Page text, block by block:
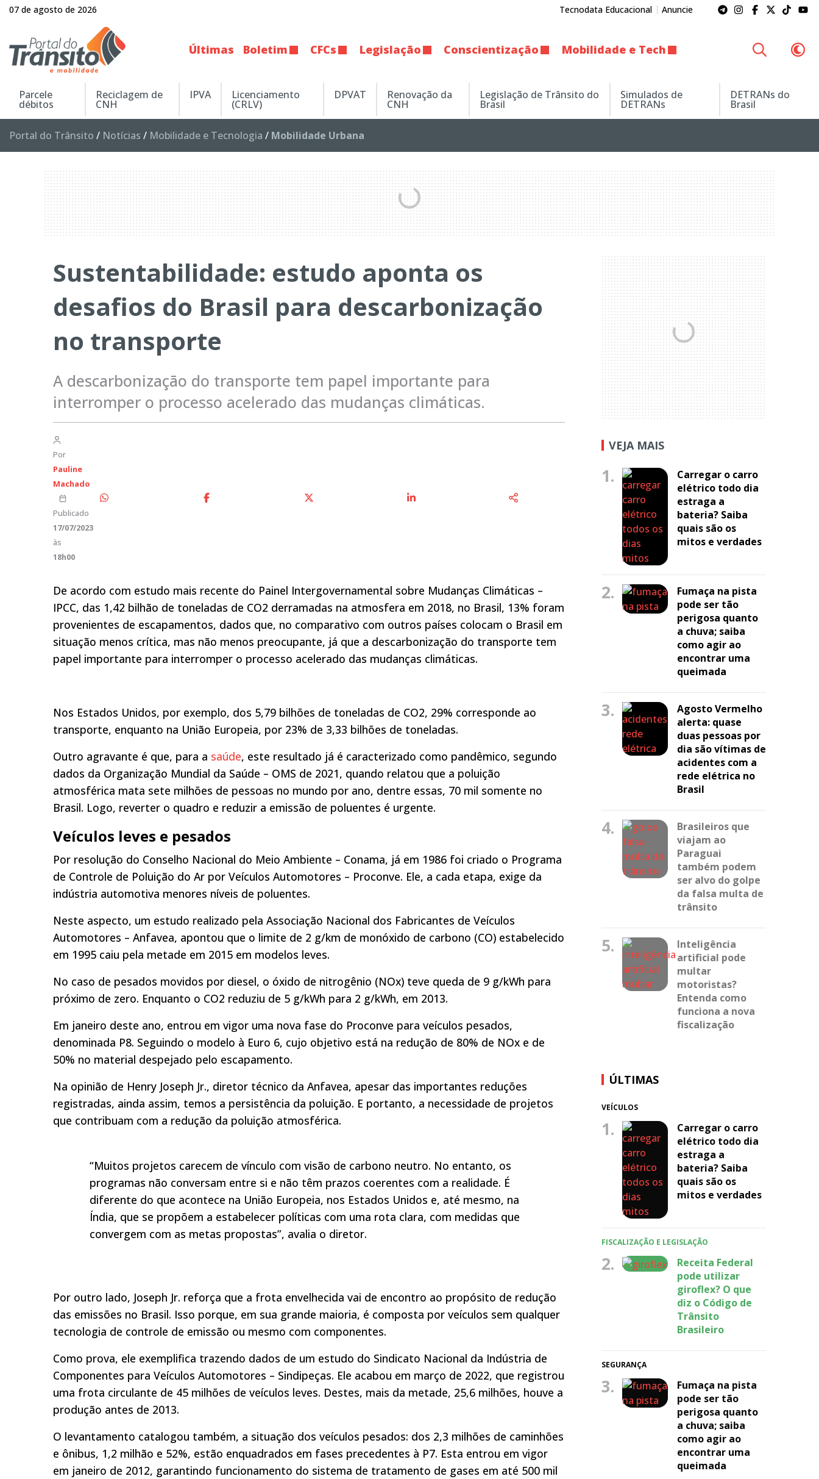
07 de agosto de 2026 Tecnodata Educacional Anuncie
Últimas Boletim CFCs Legislação Conscientização Mobilidade e Tech
Parcele
débitos
Reciclagem de
CNH
IPVA Licenciamento
(CRLV)
DPVAT Renovação da
CNH
Legislação de Trânsito do
Brasil
Simulados de
DETRANs
DETRANs do
Brasil
Portal do Trânsito / Notícias / Mobilidade e Tecnologia / Mobilidade Urbana
Sustentabilidade: estudo aponta os
desafios do Brasil para descarbonização
no transporte
A descarbonização do transporte tem papel importante para
interromper o processo acelerado das mudanças climáticas.
Por
Pauline
Machado
Publicado
17/07/2023
às
18h00
De acordo com estudo mais recente do Painel Intergovernamental sobre Mudanças Climáticas –
IPCC, das 1,42 bilhão de toneladas de CO2 derramadas na atmosfera em 2018, no Brasil, 13% foram
provenientes de escapamentos, dados que, no comparativo com outros países colocam o Brasil em
situação menos crítica, mas não menos preocupante, já que a descarbonização do transporte tem
papel importante para interromper o processo acelerado das mudanças climáticas.
Nos Estados Unidos, por exemplo, dos 5,79 bilhões de toneladas de CO2, 29% corresponde ao
transporte, enquanto na União Europeia, por 23% de 3,33 bilhões de toneladas.
Outro agravante é que, para a saúde, este resultado já é caracterizado como pandêmico, segundo
dados da Organização Mundial da Saúde – OMS de 2021, quando relatou que a poluição
atmosférica mata sete milhões de pessoas no mundo por ano, dentre essas, 70 mil somente no
Brasil. Logo, reverter o quadro e reduzir a emissão de poluentes é urgente.
Veículos leves e pesados
Por resolução do Conselho Nacional do Meio Ambiente – Conama, já em 1986 foi criado o Programa
de Controle de Poluição do Ar por Veículos Automotores – Proconve. Ele, a cada etapa, exige da
indústria automotiva menores níveis de poluentes.
Neste aspecto, um estudo realizado pela Associação Nacional dos Fabricantes de Veículos
Automotores – Anfavea, apontou que o limite de 2 g/km de monóxido de carbono (CO) estabelecido
em 1995 caiu pela metade em 2015 em modelos leves.
No caso de pesados movidos por diesel, o óxido de nitrogênio (NOx) teve queda de 9 g/kWh para
próximo de zero. Enquanto o CO2 reduziu de 5 g/kWh para 2 g/kWh, em 2013.
Em janeiro deste ano, entrou em vigor uma nova fase do Proconve para veículos pesados,
denominada P8. Seguindo o modelo à Euro 6, cujo objetivo está na redução de 80% de NOx e de
50% no material despejado pelo escapamento.
Na opinião de Henry Joseph Jr., diretor técnico da Anfavea, apesar das importantes reduções
registradas, ainda assim, temos a persistência da poluição. E portanto, a necessidade de projetos
que contribuam com a redução da poluição atmosférica.
“Muitos projetos carecem de vínculo com visão de carbono neutro. No entanto, os
programas não conversam entre si e não têm prazos coerentes com a realidade. É
diferente do que acontece na União Europeia, nos Estados Unidos e, até mesmo, na
Índia, que se propõem a estabelecer políticas com uma rota clara, com medidas que
convergem com as metas propostas”, avalia o diretor.
Por outro lado, Joseph Jr. reforça que a frota envelhecida vai de encontro ao propósito de redução
das emissões no Brasil. Isso porque, em sua grande maioria, é composta por veículos sem qualquer
tecnologia de controle de emissão ou mesmo com componentes.
Como prova, ele exemplifica trazendo dados de um estudo do Sindicato Nacional da Indústria de
Componentes para Veículos Automotores – Sindipeças. Ele acabou em março de 2022, que registrou
uma frota circulante de 45 milhões de veículos leves. Destes, mais da metade, 25,6 milhões, houve a
produção antes de 2013.
O levantamento catalogou também, a situação dos veículos pesados: dos 2,3 milhões de caminhões
e ônibus, 1,2 milhão e 52%, estão enquadrados em fases precedentes à P7. Esta entrou em vigor
em janeiro de 2012, garantindo funcionamento do sistema de tratamento de gases em até 500 mil
VEJA MAIS
1.
Carregar o carro
elétrico todo dia
estraga a
bateria? Saiba
quais são os
mitos e verdades
2.
Fumaça na pista
pode ser tão
perigosa quanto
a chuva; saiba
como agir ao
encontrar uma
queimada
3.
Agosto Vermelho
alerta: quase
duas pessoas por
dia são vítimas de
acidentes com a
rede elétrica no
Brasil
4.
Brasileiros que
viajam ao
Paraguai
também podem
ser alvo do golpe
da falsa multa de
trânsito
5.
Inteligência
artificial pode
multar
motoristas?
Entenda como
funciona a nova
fiscalização
ÚLTIMAS
VEÍCULOS
1.
Carregar o carro
elétrico todo dia
estraga a
bateria? Saiba
quais são os
mitos e verdades
FISCALIZAÇÃO E LEGISLAÇÃO
2.
Receita Federal
pode utilizar
giroflex? O que
diz o Código de
Trânsito
Brasileiro
SEGURANÇA
3.
Fumaça na pista
pode ser tão
perigosa quanto
a chuva; saiba
como agir ao
encontrar uma
queimada